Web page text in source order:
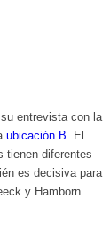
entrevista con la
ubicación B. El
tienen diferentes
es decisiva para
y Hamborn.